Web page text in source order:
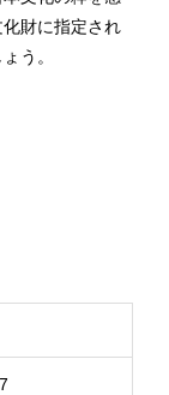
財に指定され
う。